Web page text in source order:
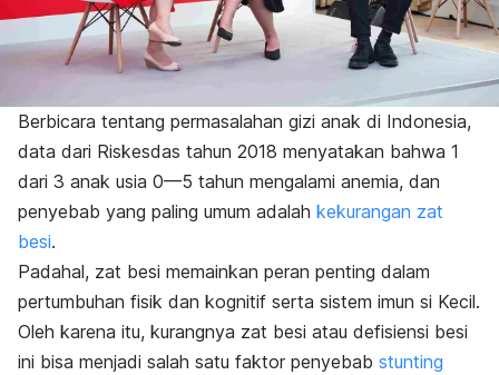
Berbicara tentang permasalahan gizi anak di Indonesia,
data dari Riskesdas tahun 2018 menyatakan bahwa 1
dari 3 anak usia 0—5 tahun mengalami anemia, dan
penyebab yang paling umum adalah kekurangan zat
besi.
Padahal, zat besi memainkan peran penting dalam
pertumbuhan fisik dan kognitif serta sistem imun si Kecil.
Oleh karena itu, kurangnya zat besi atau defisiensi besi
ini bisa menjadi salah satu faktor penyebab stunting